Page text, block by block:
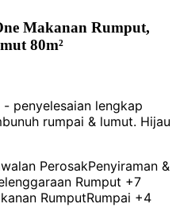
Makanan Rumput,
80m²
penyelesaian lengkap
rumpai & lumut. Hijau
PerosakPenyiraman &
Rumput +7
RumputRumpai +4